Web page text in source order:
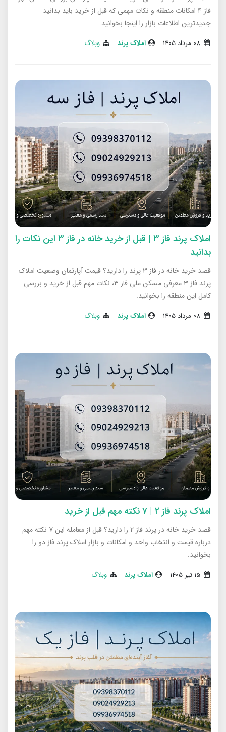
فاز ۴ امکانات منطقه و نکات مهمی که قبل از خرید باید بدانید
جدیدترین اطلاعات بازار را اینجا بخوانید.
املاک پرند وبلاگ
املاک پرند فاز ۳ | قبل از خرید خانه در فاز ۳ این نکات را
بدانید
قصد خرید خانه در فاز ۳ پرند را دارید؟ قیمت آپارتمان وضعیت املاک
پرند فاز ۳ معرفی مسکن ملی فاز ۳، نکات مهم قبل از خرید و بررسی
کامل این منطقه را بخوانید.
املاک پرند وبلاگ
املاک پرند فاز ۲ | ۷ نکته مهم قبل از خرید
قصد خرید خانه در پرند فاز ۲ را دارید؟ قبل از معامله این ۷ نکته مهم
درباره قیمت و انتخاب واحد و امکانات و بازار املاک پرند فاز دو را
بخوانید.
املاک پرند وبلاگ